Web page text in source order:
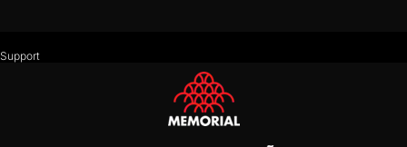
Support